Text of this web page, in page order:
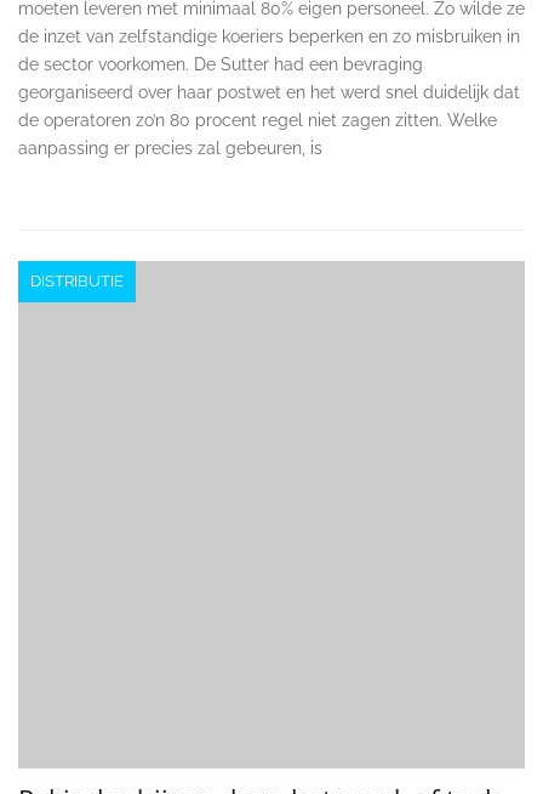
moeten leveren met minimaal 80% eigen personeel. Zo wilde ze
de inzet van zelfstandige koeriers beperken en zo misbruiken in
de sector voorkomen. De Sutter had een bevraging
georganiseerd over haar postwet en het werd snel duidelijk dat
de operatoren zo’n 80 procent regel niet zagen zitten. Welke
aanpassing er precies zal gebeuren, is
DISTRIBUTIE